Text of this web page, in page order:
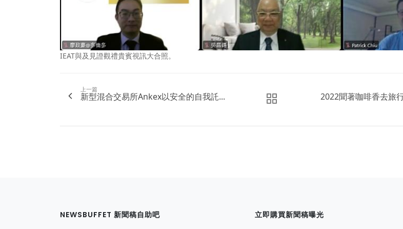
IEAT與及見證觀禮貴賓視訊大合照。
上一篇
新型混合交易所Ankex以安全的自我託... 2022聞著咖啡香去旅
NEWSBUFFET 新聞稿自助吧 立即購買新聞稿曝光